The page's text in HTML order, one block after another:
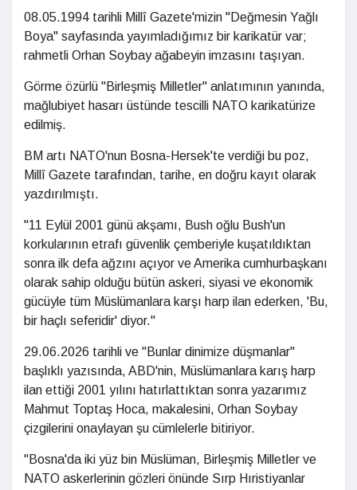
08.05.1994 tarihli Millî Gazete'mizin "Değmesin Yağlı
Boya" sayfasında yayımladığımız bir karikatür var;
rahmetli Orhan Soybay ağabeyin imzasını taşıyan.
Görme özürlü "Birleşmiş Milletler" anlatımının yanında,
mağlubiyet hasarı üstünde tescilli NATO karikatürize
edilmiş.
BM artı NATO'nun Bosna-Hersek'te verdiği bu poz,
Millî Gazete tarafından, tarihe, en doğru kayıt olarak
yazdırılmıştı.
"11 Eylül 2001 günü akşamı, Bush oğlu Bush'un
korkularının etrafı güvenlik çemberiyle kuşatıldıktan
sonra ilk defa ağzını açıyor ve Amerika cumhurbaşkanı
olarak sahip olduğu bütün askeri, siyasi ve ekonomik
gücüyle tüm Müslümanlara karşı harp ilan ederken, 'Bu,
bir haçlı seferidir' diyor."
29.06.2026 tarihli ve "Bunlar dinimize düşmanlar"
başlıklı yazısında, ABD'nin, Müslümanlara karış harp
ilan ettiği 2001 yılını hatırlattıktan sonra yazarımız
Mahmut Toptaş Hoca, makalesini, Orhan Soybay
çizgilerini onaylayan şu cümlelerle bitiriyor.
"Bosna'da iki yüz bin Müslüman, Birleşmiş Milletler ve
NATO askerlerinin gözleri önünde Sırp Hıristiyanlar